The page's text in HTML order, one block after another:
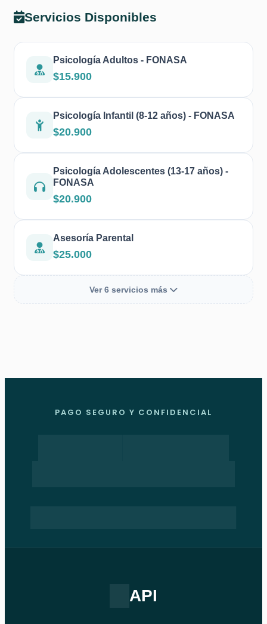
Servicios Disponibles
Psicología Adultos - FONASA
$15.900
Psicología Infantil (8-12 años) - FONASA
$20.900
Psicología Adolescentes (13-17 años) -
FONASA
$20.900
Asesoría Parental
$25.000
Ver 6 servicios más
PAGO SEGURO Y CONFIDENCIAL
API